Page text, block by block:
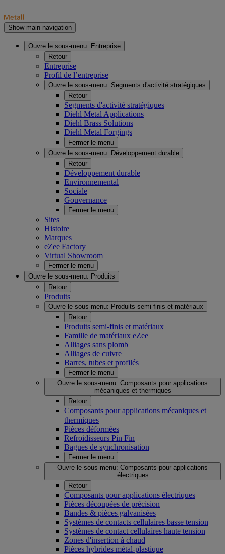
Show main navigation
Ouvre le sous-menu: Entreprise
Retour
Entreprise
Profil de l’entreprise
Ouvre le sous-menu: Segments d'activité stratégiques
Retour
Segments d'activité stratégiques
Diehl Metal Applications
Diehl Brass Solutions
Diehl Metal Forgings
Fermer le menu
Ouvre le sous-menu: Développement durable
Retour
Développement durable
Environnemental
Sociale
Gouvernance
Fermer le menu
Sites
Histoire
Marques
eZee Factory
Virtual Showroom
Fermer le menu
Ouvre le sous-menu: Produits
Retour
Produits
Ouvre le sous-menu: Produits semi-finis et matériaux
Retour
Produits semi-finis et matériaux
Famille de matériaux eZee
Alliages sans plomb
Alliages de cuivre
Barres, tubes et profilés
Fermer le menu
Ouvre le sous-menu: Composants pour applications
mécaniques et thermiques
Retour
Composants pour applications mécaniques et
thermiques
Pièces déformées
Refroidisseurs Pin Fin
Bagues de synchronisation
Fermer le menu
Ouvre le sous-menu: Composants pour applications
électriques
Retour
Composants pour applications électriques
Pièces découpées de précision
Bandes & pièces galvanisées
Systèmes de contacts cellulaires basse tension
Systèmes de contact cellulaires haute tension
Zones d'insertion à chaud
Pièces hybrides métal-plastique